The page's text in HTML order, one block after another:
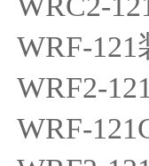
WRF-121
WRF2-
WRF-